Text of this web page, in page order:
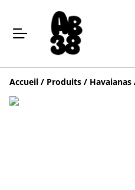
Accueil / Produits / Havaianas